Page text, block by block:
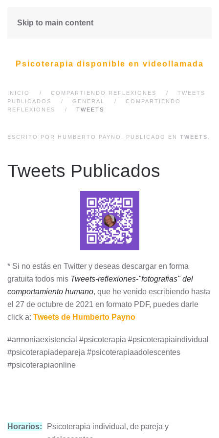
Skip to main content
Psicoterapia disponible en videollamada
INICIO COMPARTIENDO REFLEXIONES
TWEETS
PUBLICADOS
GENERAL
COMPARTIENDO
REFLEXIONES
TWEETS
ESCRITO POR HUMBERTO PAYNO. PUBLICADO EN TWEETS
Tweets Publicados
* Si no estás en Twitter y deseas descargar en forma
gratuita todos mis Tweets-reflexiones-"fotografias" del
comportamiento humano, que he venido escribiendo hasta
el 27 de octubre de 2021 en formato PDF, puedes darle
click a: Tweets de Humberto Payno
#armoniaexistencial #psicoterapia #psicoterapiaindividual
#psicoterapiadepareja #psicoterapiaadolescentes
#psicoterapiaonline
Horarios:
Psicoterapia individual, de pareja y